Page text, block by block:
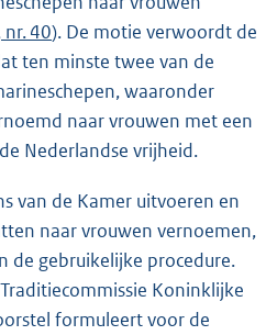
nr. 40). De motie verwoordt de
ten minste twee van de
waaronder
naar vrouwen met een
Nederlandse vrijheid.
van de Kamer uitvoeren en
naar vrouwen vernoemen,
de gebruikelijke procedure.
Koninklijke
formuleert voor de